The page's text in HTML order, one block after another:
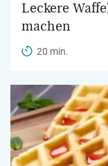
Leckere
machen
20 min.